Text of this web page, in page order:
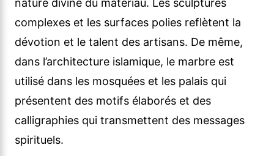
nature divine du matériau. Les sculptures
complexes et les surfaces polies reflètent la
dévotion et le talent des artisans. De même,
dans l’architecture islamique, le marbre est
utilisé dans les mosquées et les palais qui
présentent des motifs élaborés et des
calligraphies qui transmettent des messages
spirituels.